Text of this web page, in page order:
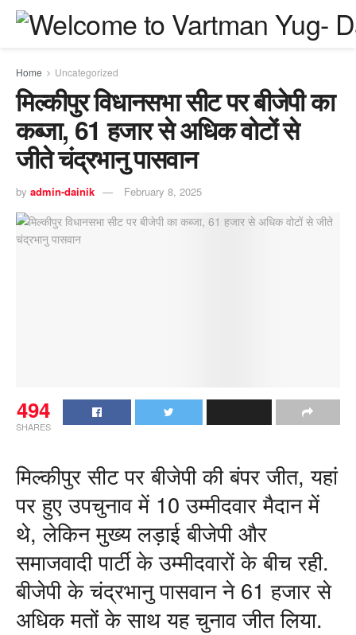
Home Uncategorized
मिल्कीपुर विधानसभा सीट पर बीजेपी का
कब्जा, 61 हजार से अधिक वोटों से
जीते चंद्रभानु पासवान
by admin-dainik February 8, 2025
494
SHARES
मिल्कीपुर सीट पर बीजेपी की बंपर जीत, यहां
पर हुए उपचुनाव में 10 उम्मीदवार मैदान में
थे, लेकिन मुख्य लड़ाई बीजेपी और
समाजवादी पार्टी के उम्मीदवारों के बीच रही.
बीजेपी के चंद्रभानु पासवान ने 61 हजार से
अधिक मतों के साथ यह चुनाव जीत लिया.